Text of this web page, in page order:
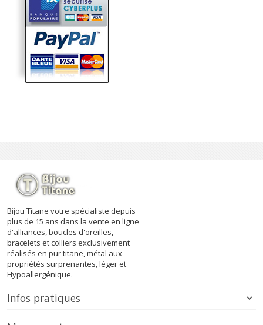
Bijou Titane votre spécialiste depuis
plus de 15 ans dans la vente en ligne
d'alliances, boucles d'oreilles,
bracelets et colliers exclusivement
réalisés en pur titane, métal aux
propriétés surprenantes, léger et
Hypoallergénique.
Infos pratiques